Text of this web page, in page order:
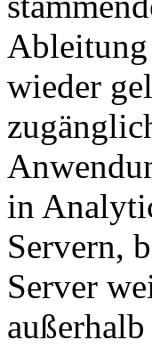
Ableitung
wieder
in
Servern,
Server